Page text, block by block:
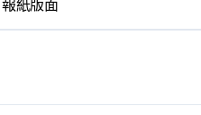
報紙版面